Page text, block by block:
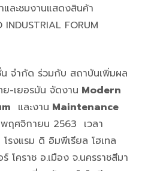
และชมงานแสดงสินค้า
FORUM
จำกัด ร่วมกับ สถาบันเพิ่มผล
-เยอรมัน จัดงาน Modern
และงาน Maintenance
ฤศจิกายน 2563 เวลา
งแรม ดิ อิมพีเรียล โฮเทล
โคราช อ.เมือง จ.นครราชสีมา